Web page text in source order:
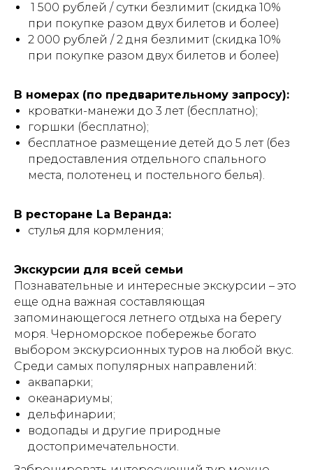
1 500 рублей / сутки безлимит (скидка 10%
при покупке разом двух билетов и более)
2 000 рублей / 2 дня безлимит (скидка 10%
при покупке разом двух билетов и более)
В номерах (по предварительному запросу):
кроватки-манежи до 3 лет (бесплатно);
горшки (бесплатно);
бесплатное размещение детей до 5 лет (без
предоставления отдельного спального
места, полотенец и постельного белья).
В ресторане La Веранда:
стулья для кормления;
Экскурсии для всей семьи
Познавательные и интересные экскурсии – это
еще одна важная составляющая
запоминающегося летнего отдыха на берегу
моря. Черноморское побережье богато
выбором экскурсионных туров на любой вкус.
Среди самых популярных направлений:
аквапарки;
океанариумы;
дельфинарии;
водопады и другие природные
достопримечательности.